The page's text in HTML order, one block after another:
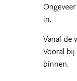
in.
Vanaf de
Vooral
binnen.